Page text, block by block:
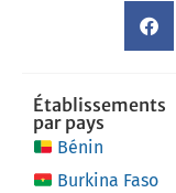
Établissements
par pays
Bénin
Burkina Faso